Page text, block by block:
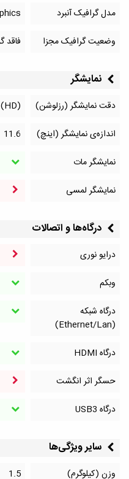
مدل گرافیک آنبرد
وضعیت گرافیک مجزا
فاقد
نمایشگر
دقت نمایشگر (رزلوشن)
اندازه‌ی نمایشگر (اینچ)
11.6
نمایشگر مات
نمایشگر لمسی
درگاه‌ها و اتصالات
درایو نوری
وبکم
درگاه شبکه
(Ethernet/Lan)
درگاه HDMI
حسگر اثر انگشت
درگاه‌ USB3
سایر ویژگی‌ها
وزن (کیلوگرم) 1.5